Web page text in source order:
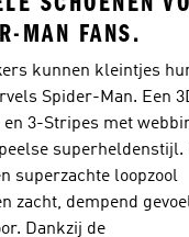
MAN FANS.
kunnen kleintjes
Spider-Man. Een
3-Stripes met
superheldenstijl.
superzachte loopzool
zacht, dempend
Dankzij de